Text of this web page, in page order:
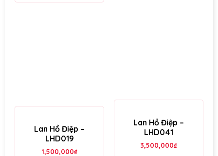
Lan Hồ Điệp –
LHD041
3,500,000₫
Lan Hồ Điệp –
LHD019
1,500,000₫